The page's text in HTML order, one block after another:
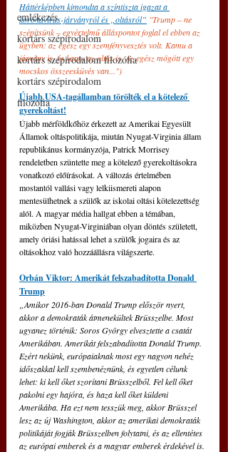
emlékezés
kortárs szépirodalom
kortárs szépirodalom filozófia
kortárs szépirodalom
filozófia
Háttérképben kimondta a színtiszta igazat a
koronavírus-járványról és „oltásról” "Trump ‒ ne
szépítsünk ‒ egyértelmű álláspontot foglal el ebben az
ügyben: az egész egy szemfényvesztés volt. Kamu a
járvány is, és kamu az oltás is. Az egész mögött egy
mocskos összeesküvés van...")
Újabb USA-tagállamban törölték el a kötelező
gyerekoltást!
Újabb mérföldkőhöz érkezett az Amerikai Egyesült
Államok oltáspolitikája, miután Nyugat-Virginia állam
republikánus kormányzója, Patrick Morrisey
rendeletben szüntette meg a kötelező gyerekoltásokra
vonatkozó előírásokat. A változás értelmében
mostantól vallási vagy lelkiismereti alapon
mentesülhetnek a szülők az iskolai oltási kötelezettség
alól. A magyar média hallgat ebben a témában,
miközben Nyugat-Virginiában olyan döntés született,
amely óriási hatással lehet a szülők jogaira és az
oltásokhoz való hozzáállásra világszerte.
Orbán Viktor: Amerikát felszabadította Donald
Trump
„Amikor 2016-ban Donald Trump először nyert,
akkor a demokraták átmenekültek Brüsszelbe. Most
ugyanez történik: Soros György elvesztette a csatát
Amerikában. Amerikát felszabadította Donald Trump.
Ezért nekünk, európaiaknak most egy nagyon nehéz
időszakkal kell szembenéznünk, és egyetlen célunk
lehet: ki kell őket szorítani Brüsszelből. Fel kell őket
pakolni egy hajóra, és haza kell őket küldeni
Amerikába. Ha ezt nem tesszük meg, akkor Brüsszel
lesz az új Washington, akkor az amerikai demokraták
politikáját fogják Brüsszelben folytatni, és az ellentétes
az európai emberek és a magyar emberek érdekével is.